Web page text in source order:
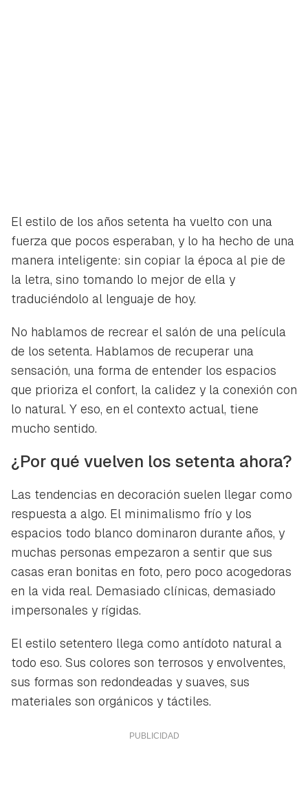
El estilo de los años setenta ha vuelto con una
fuerza que pocos esperaban, y lo ha hecho de una
manera inteligente: sin copiar la época al pie de
la letra, sino tomando lo mejor de ella y
traduciéndolo al lenguaje de hoy.
No hablamos de recrear el salón de una película
de los setenta. Hablamos de recuperar una
sensación, una forma de entender los espacios
que prioriza el confort, la calidez y la conexión con
lo natural. Y eso, en el contexto actual, tiene
mucho sentido.
¿Por qué vuelven los setenta ahora?
Las tendencias en decoración suelen llegar como
respuesta a algo. El minimalismo frío y los
espacios todo blanco dominaron durante años, y
muchas personas empezaron a sentir que sus
casas eran bonitas en foto, pero poco acogedoras
en la vida real. Demasiado clínicas, demasiado
impersonales y rígidas.
El estilo setentero llega como antídoto natural a
todo eso. Sus colores son terrosos y envolventes,
sus formas son redondeadas y suaves, sus
materiales son orgánicos y táctiles.